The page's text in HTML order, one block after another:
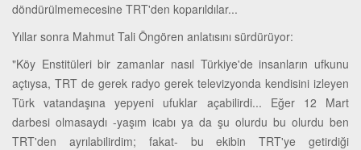
döndürülmemecesine TRT'den koparıldılar...
Yıllar sonra Mahmut Tali Öngören anlatısını sürdürüyor:
"Köy Enstitüleri bir zamanlar nasıl Türkiye'de insanların ufkunu
açtıysa, TRT de gerek radyo gerek televizyonda kendisini izleyen
Türk vatandaşına yepyeni ufuklar açabilirdi... Eğer 12 Mart
darbesi olmasaydı -yaşım icabı ya da şu olurdu bu olurdu ben
TRT'den ayrılabilirdim; fakat- bu ekibin TRT'ye getirdiği